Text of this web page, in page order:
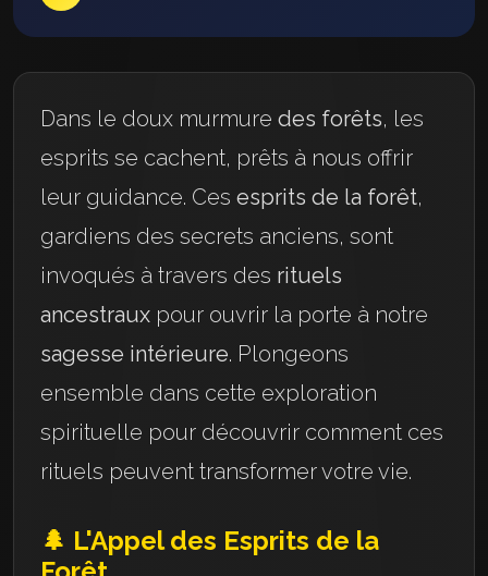
Dans le doux murmure des forêts, les
esprits se cachent, prêts à nous offrir
leur guidance. Ces esprits de la forêt,
gardiens des secrets anciens, sont
invoqués à travers des rituels
ancestraux pour ouvrir la porte à notre
sagesse intérieure. Plongeons
ensemble dans cette exploration
spirituelle pour découvrir comment ces
rituels peuvent transformer votre vie.
🌲 L'Appel des Esprits de la